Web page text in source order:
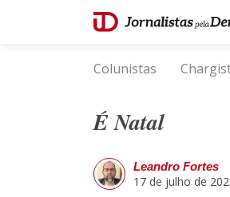
Colunistas
É Natal
Leandro Fortes
17 de julho de